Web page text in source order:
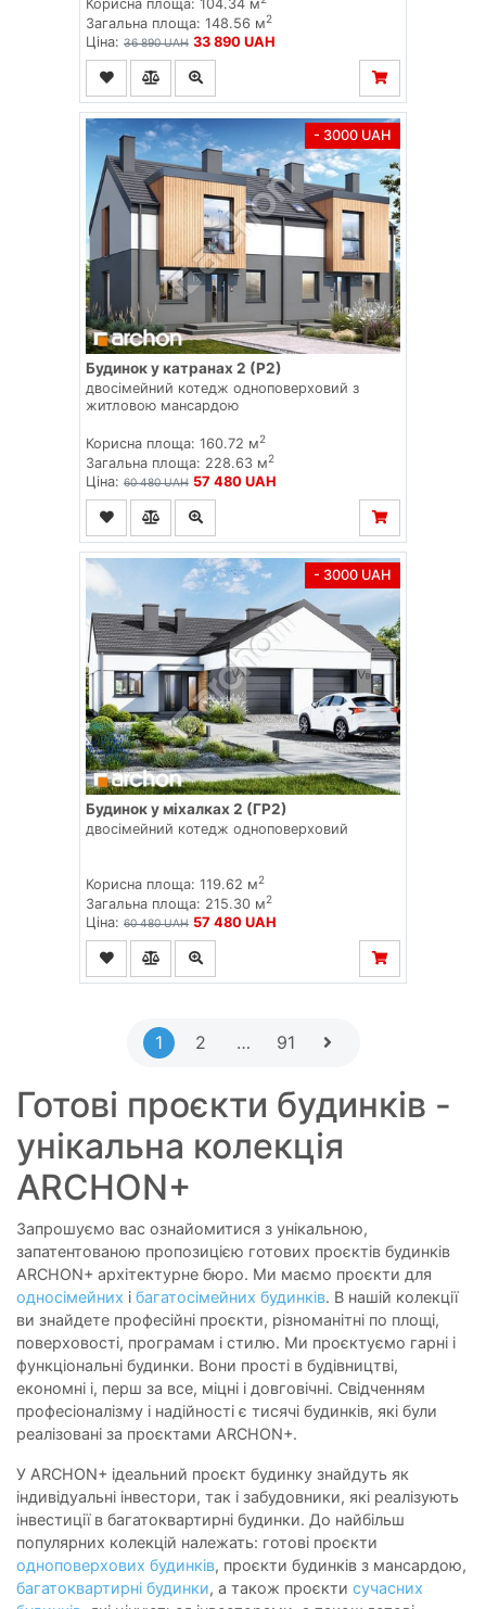
Корисна площа: 104.34 м
Загальна площа: 148.56 м2
Ціна: 36 890 UAH 33 890 UAH
- 3000 UAH
Будинок у катранах 2 (Р2)
двосімейний котедж одноповерховий з
житловою мансардою
Корисна площа: 160.72 м2
Загальна площа: 228.63 м2
Ціна: 60 480 UAH 57 480 UAH
- 3000 UAH
Будинок у міхалках 2 (ГР2)
двосімейний котедж одноповерховий
Корисна площа: 119.62 м2
Загальна площа: 215.30 м2
Ціна: 60 480 UAH 57 480 UAH
1 2 … 91
Готові проєкти будинків -
унікальна колекція
ARCHON+
Запрошуємо вас ознайомитися з унікальною,
запатентованою пропозицією готових проєктів будинків
ARCHON+ архітектурне бюро. Ми маємо проєкти для
односімейних і багатосімейних будинків. В нашій колекції
ви знайдете професійні проєкти, різноманітні по площі,
поверховості, програмам і стилю. Ми проєктуємо гарні і
функціональні будинки. Вони прості в будівництві,
економні і, перш за все, міцні і довговічні. Свідченням
професіоналізму і надійності є тисячі будинків, які були
реалізовані за проєктами ARCHON+.
У ARCHON+ ідеальний проєкт будинку знайдуть як
індивідуальні інвестори, так і забудовники, які реалізують
інвестиції в багатоквартирні будинки. До найбільш
популярних колекцій належать: готові проєкти
одноповерхових будинків, проєкти будинків з мансардою,
багатоквартирні будинки, а також проєкти сучасних